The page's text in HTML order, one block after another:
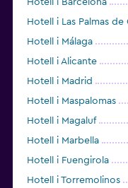
Hotell i Barcelona
Hotell i Las Palmas de
Hotell i Málaga
Hotell i Alicante
Hotell i Madrid
Hotell i Maspalomas
Hotell i Magaluf
Hotell i Marbella
Hotell i Fuengirola
Hotell i Torremolinos